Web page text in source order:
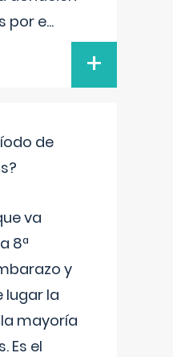
por e...
+
de
va
8ª
y
lugar la
mayoría
Es el